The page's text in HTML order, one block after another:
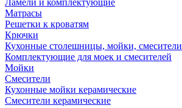
Ламели и комплектующие
Матрасы
Решетки к кроватям
Крючки
Кухонные столешницы, мойки, смесители
Комплектующие для моек и смесителей
Мойки
Смесители
Кухонные мойки керамические
Смесители керамические